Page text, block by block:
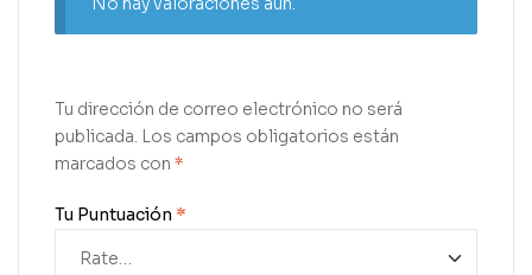
Tu dirección de correo electrónico no será
publicada. Los campos obligatorios están
marcados con *
Tu Puntuación *